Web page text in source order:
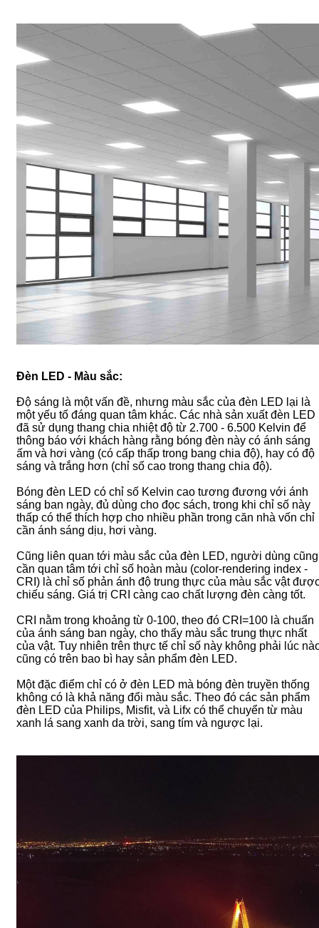
Đèn LED - Màu sắc:
Độ sáng là một vấn đề, nhưng màu sắc của đèn LED lại là
một yếu tố đáng quan tâm khác. Các nhà sản xuất đèn LED
đã sử dụng thang chia nhiệt độ từ 2.700 - 6.500 Kelvin để
thông báo với khách hàng rằng bóng đèn này có ánh sáng
ấm và hơi vàng (có cấp thấp trong bang chia độ), hay có độ
sáng và trắng hơn (chỉ số cao trong thang chia độ).
Bóng đèn LED có chỉ số Kelvin cao tương đương với ánh
sáng ban ngày, đủ dùng cho đọc sách, trong khi chỉ số này
thấp có thể thích hợp cho nhiều phần trong căn nhà vốn chỉ
cần ánh sáng dịu, hơi vàng.
Cũng liên quan tới màu sắc của đèn LED, người dùng cũng
cần quan tâm tới chỉ số hoàn màu (color-rendering index -
CRI) là chỉ số phản ánh độ trung thực của màu sắc vật
chiếu sáng. Giá trị CRI càng cao chất lượng đèn càng tốt.
CRI nằm trong khoảng từ 0-100, theo đó CRI=100 là chuẩn
của ánh sáng ban ngày, cho thấy màu sắc trung thực nhất
của vật. Tuy nhiên trên thực tế chỉ số này không phải lúc
cũng có trên bao bì hay sản phẩm đèn LED.
Một đặc điểm chỉ có ở đèn LED mà bóng đèn truyền thống
không có là khả năng đổi màu sắc. Theo đó các sản phẩm
đèn LED của Philips, Misfit, và Lifx có thể chuyển từ màu
xanh lá sang xanh da trời, sang tím và ngược lại.